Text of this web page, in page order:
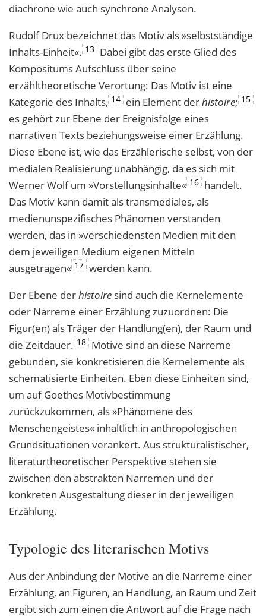
diachrone wie auch synchrone Analysen.
Rudolf Drux bezeichnet das Motiv als »selbstständige
Inhalts-Einheit«. 13 Dabei gibt das erste Glied des
Kompositums Aufschluss über seine
erzähltheoretische Verortung: Das Motiv ist eine
Kategorie des Inhalts, 14 ein Element derhistoire; 15
es gehört zur Ebene der Ereignisfolge eines
narrativen Texts beziehungsweise einer Erzählung.
Diese Ebene ist, wie das Erzählerische selbst, von der
medialen Realisierung unabhängig, da es sich mit
Werner Wolf um »Vorstellungsinhalte« 16 handelt.
Das Motiv kann damit als transmediales, als
medienunspezifisches Phänomen verstanden
werden, das in »verschiedensten Medien mit den
dem jeweiligen Medium eigenen Mitteln
ausgetragen« 17 werden kann.
Der Ebene derhistoire sind auch die Kernelemente
oder Narreme einer Erzählung zuzuordnen: Die
Figur(en) als Träger der Handlung(en), der Raum und
die Zeitdauer. 18 Motive sind an diese Narreme
gebunden, sie konkretisieren die Kernelemente als
schematisierte Einheiten. Eben diese Einheiten sind,
um auf Goethes Motivbestimmung
zurückzukommen, als »Phänomene des
Menschengeistes« inhaltlich in anthropologischen
Grundsituationen verankert. Aus strukturalistischer,
literaturtheoretischer Perspektive stehen sie
zwischen den abstrakten Narremen und der
konkreten Ausgestaltung dieser in der jeweiligen
Erzählung.
Typologie des literarischen Motivs
Aus der Anbindung der Motive an die Narreme einer
Erzählung, an Figuren, an Handlung, an Raum und Zeit
ergibt sich zum einen die Antwort auf die Frage nach